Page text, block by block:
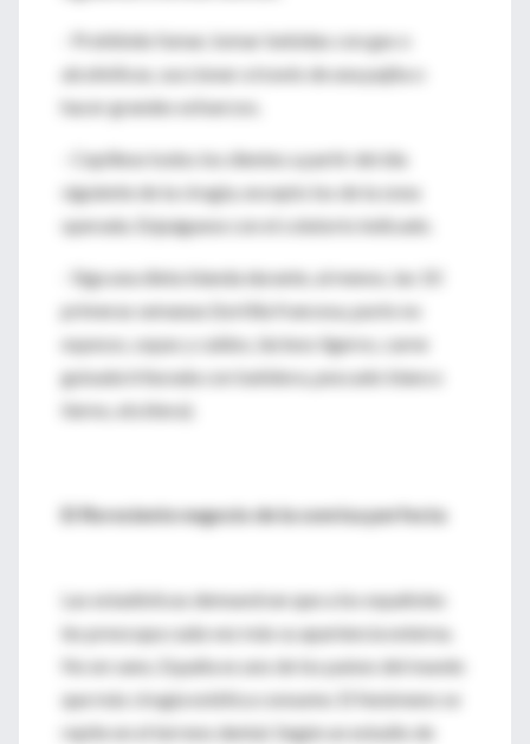
- Prohibido fumar, tomar bebidas con gas o
alcohólicas, succionar a través de una pajita o
hacer grandes esfuerzos.
- Cepíllese todos los dientes a partir del día
siguiente de la cirugía, excepto los de la zona
operada. Enjuáguese con el colutorio indicado.
- Siga una dieta blanda durante, al menos, las 10
primeras semanas (tortilla francesa, purés no
espesos, sopas y caldos, lácteos ligeros, carne
guisada triturada con batidora, pescado blanco
tierno, etcétera).
El floreciente negocio de la sonrisa perfecta
Las estadísticas demuestran que a los españoles
les preocupa cada vez más su apariencia externa.
No en vano, España es uno de los países del mundo
que más cirugía estética consume. El fenómeno se
repite en el terreno dental. Según un estudio de